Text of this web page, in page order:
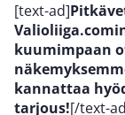
[text-ad]
kuumimpaan
kannattaa
tarjous![/text-